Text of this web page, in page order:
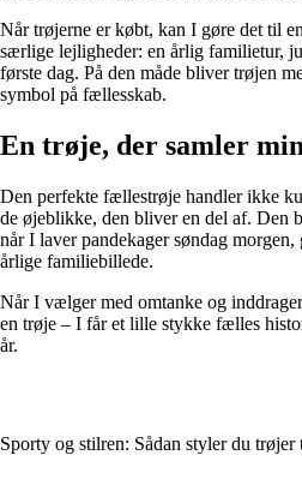
Når trøjerne er købt, kan I gøre det til
særlige lejligheder: en årlig familietur,
første dag. På den måde bliver trøjen
symbol på fællesskab.
En trøje, der samler
Den perfekte fællestrøje handler ikke
de øjeblikke, den bliver en del af. Den
når I laver pandekager søndag
årlige familiebillede.
Når I vælger med omtanke og
en trøje – I får et lille stykke fælles
år.
Sporty og stilren: Sådan styler du